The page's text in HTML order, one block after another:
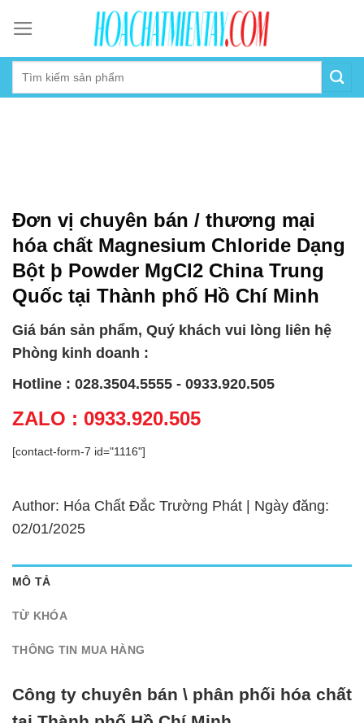
content
Đơn vị chuyên bán / thương mại
hóa chất Magnesium Chloride Dạng
Bột þ Powder MgCl2 China Trung
Quốc tại Thành phố Hồ Chí Minh
Giá bán sản phẩm, Quý khách vui lòng liên hệ
Phòng kinh doanh :
Hotline : 028.3504.5555 - 0933.920.505
ZALO : 0933.920.505
[contact-form-7 id="1116"]
Author: Hóa Chất Đắc Trường Phát | Ngày đăng:
02/01/2025
MÔ TẢ
TỪ KHÓA
THÔNG TIN MUA HÀNG
Công ty chuyên bán \ phân phối hóa chất